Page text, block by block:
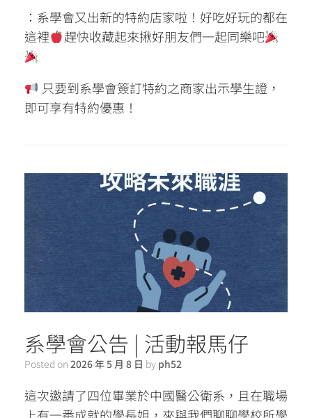
：系學會又出新的特約店家啦！好吃好玩的都在
這裡
趕快收藏起來揪好朋友們一起同樂吧
只要到系學會簽訂特約之商家出示學生證，
即可享有特約優惠！
系學會公告 | 活動報馬仔
Posted on 2026 年 5 月 8 日 by ph52
這次邀請了四位畢業於中國醫公衛系，且在職場
上有一番成就的學長姐，來與我們聊聊學校所學